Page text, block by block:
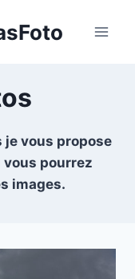
je vous propose
pourrez
images.